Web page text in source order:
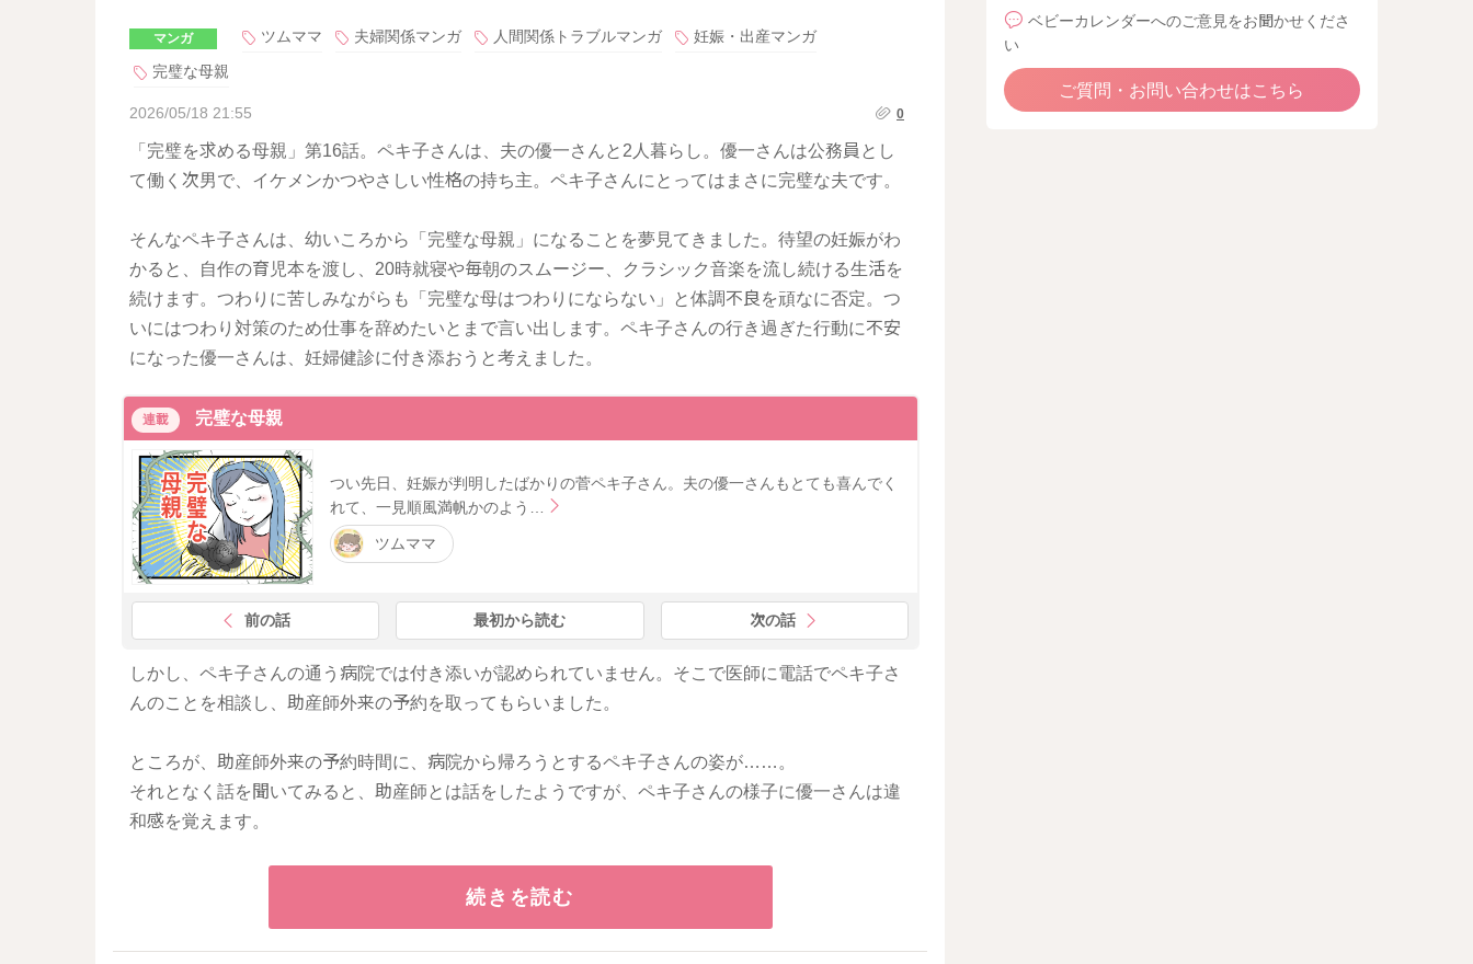
マンガ ツムママ 夫婦関係マンガ 人間関係トラブルマンガ
妊娠・出産マンガ
完璧な母親
2026/05/18 21:55 0
「完璧を求める母親」第16話。ペキ子さんは、夫の優一さんと2人暮らし。優一さんは公務員とし
て働く次男で、イケメンかつやさしい性格の持ち主。ペキ子さんにとってはまさに完璧な夫です。
そんなペキ子さんは、幼いころから「完璧な母親」になることを夢見てきました。待望の妊娠がわ
かると、自作の育児本を渡し、20時就寝や毎朝のスムージー、クラシック音楽を流し続ける生活を
続けます。つわりに苦しみながらも「完璧な母はつわりにならない」と体調不良を頑なに否定。つ
いにはつわり対策のため仕事を辞めたいとまで言い出します。ペキ子さんの行き過ぎた行動に不安
になった優一さんは、妊婦健診に付き添おうと考えました。
連載 完璧な母親
つい先日、妊娠が判明したばかりの菅ペキ子さん。夫の優一さんもとても喜んでく
れて、一見順風満帆かのよう…
ツムママ
前の話 最初から読む 次の話
しかし、ペキ子さんの通う病院では付き添いが認められていません。そこで医師に電話でペキ子さ
んのことを相談し、助産師外来の予約を取ってもらいました。
ところが、助産師外来の予約時間に、病院から帰ろうとするペキ子さんの姿が……。
それとなく話を聞いてみると、助産師とは話をしたようですが、ペキ子さんの様子に優一さんは違
和感を覚えます。
続きを読む
ベビーカレンダーへのご意見をお聞かせくださ
い
ご質問・お問い合わせはこちら